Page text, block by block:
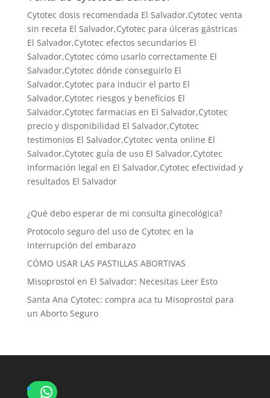
Cytotec dosis recomendada El Salvador,Cytotec venta
sin receta El Salvador,Cytotec para úlceras gástricas
El Salvador,Cytotec efectos secundarios El
Salvador,Cytotec cómo usarlo correctamente El
Salvador,Cytotec dónde conseguirlo El
Salvador,Cytotec para inducir el parto El
Salvador,Cytotec riesgos y beneficios El
Salvador,Cytotec farmacias en El Salvador,Cytotec
precio y disponibilidad El Salvador,Cytotec
testimonios El Salvador,Cytotec venta online El
Salvador,Cytotec guía de uso El Salvador,Cytotec
información legal en El Salvador,Cytotec efectividad y
resultados El Salvador
¿Qué debo esperar de mi consulta ginecológica?
Protocolo seguro del uso de Cytotec en la
interrupción del embarazo
CÓMO USAR LAS PASTILLAS ABORTIVAS
Misoprostol en El Salvador: Necesitas Leer Esto
Santa Ana Cytotec: compra aca tu Misoprostol para
un Aborto Seguro
WhatsApp